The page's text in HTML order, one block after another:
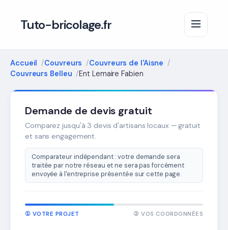
Tuto-bricolage.fr
Accueil Couvreurs
Couvreurs de l'Aisne
Couvreurs Belleu
Ent Lemaire Fabien
Demande de devis gratuit
Comparez jusqu'à 3 devis d'artisans locaux — gratuit
et sans engagement.
Comparateur indépendant : votre demande sera
traitée par notre réseau et ne sera pas forcément
envoyée à l'entreprise présentée sur cette page.
① VOTRE PROJET ② VOS COORDONNÉES